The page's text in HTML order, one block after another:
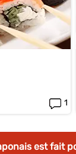
1
est fait